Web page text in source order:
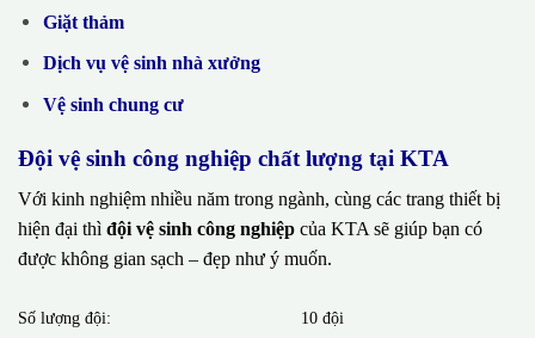
Giặt thảm
Dịch vụ vệ sinh nhà xưởng
Vệ sinh chung cư
Đội vệ sinh công nghiệp chất lượng tại KTA
Với kinh nghiệm nhiều năm trong ngành, cùng các trang thiết bị
hiện đại thì đội vệ sinh công nghiệp của KTA sẽ giúp bạn có
được không gian sạch – đẹp như ý muốn.
Số lượng đội: 10 đội